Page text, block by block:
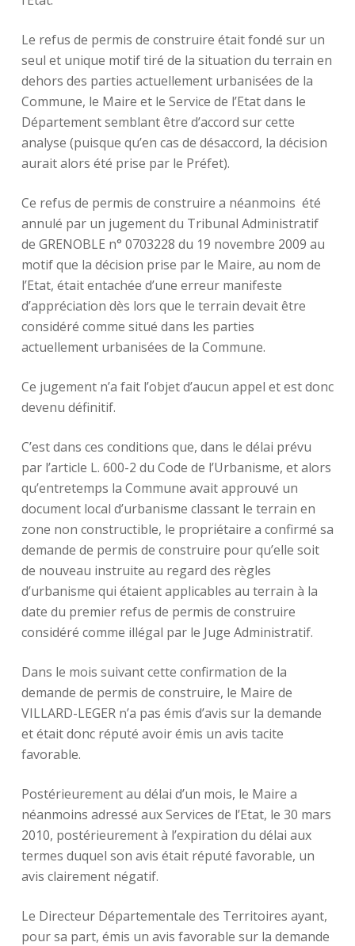
Le refus de permis de construire était fondé sur un
seul et unique motif tiré de la situation du terrain en
dehors des parties actuellement urbanisées de la
Commune, le Maire et le Service de l’Etat dans le
Département semblant être d’accord sur cette
analyse (puisque qu’en cas de désaccord, la décision
aurait alors été prise par le Préfet).
Ce refus de permis de construire a néanmoins été
annulé par un jugement du Tribunal Administratif
de GRENOBLE n° 0703228 du 19 novembre 2009 au
motif que la décision prise par le Maire, au nom de
l’Etat, était entachée d’une erreur manifeste
d’appréciation dès lors que le terrain devait être
considéré comme situé dans les parties
actuellement urbanisées de la Commune.
Ce jugement n’a fait l’objet d’aucun appel et est donc
devenu définitif.
C’est dans ces conditions que, dans le délai prévu
par l’article L. 600-2 du Code de l’Urbanisme, et alors
qu’entretemps la Commune avait approuvé un
document local d’urbanisme classant le terrain en
zone non constructible, le propriétaire a confirmé sa
demande de permis de construire pour qu’elle soit
de nouveau instruite au regard des règles
d’urbanisme qui étaient applicables au terrain à la
date du premier refus de permis de construire
considéré comme illégal par le Juge Administratif.
Dans le mois suivant cette confirmation de la
demande de permis de construire, le Maire de
VILLARD-LEGER n’a pas émis d’avis sur la demande
et était donc réputé avoir émis un avis tacite
favorable.
Postérieurement au délai d’un mois, le Maire a
néanmoins adressé aux Services de l’Etat, le 30 mars
2010, postérieurement à l’expiration du délai aux
termes duquel son avis était réputé favorable, un
avis clairement négatif.
Le Directeur Départementale des Territoires ayant,
pour sa part, émis un avis favorable sur la demande